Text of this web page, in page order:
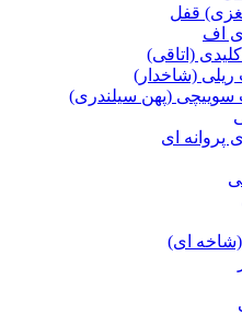
قفل
اف
(اتاقی)
(شاخدار)
(پهن سیلندری)
پروانه ای
(شاخه ای)